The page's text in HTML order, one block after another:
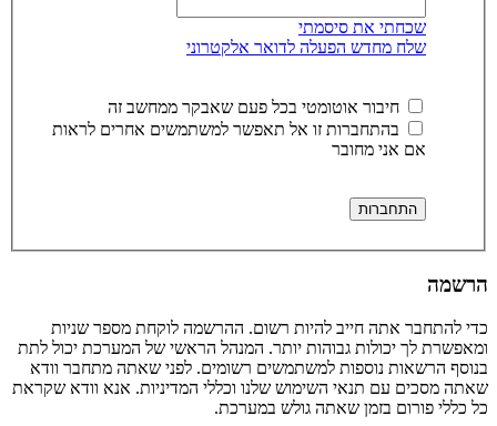
שכחתי את סיסמתי
שלח מחדש הפעלה לדואר אלקטרוני
חיבור אוטומטי בכל פעם שאבקר ממחשב זה
בהתחברות זו אל תאפשר למשתמשים אחרים לראות
אם אני מחובר
הרשמה
כדי להתחבר אתה חייב להיות רשום. ההרשמה לוקחת מספר שניות
ומאפשרת לך יכולות גבוהות יותר. המנהל הראשי של המערכת יכול לתת
בנוסף הרשאות נוספות למשתמשים רשומים. לפני שאתה מתחבר וודא
שאתה מסכים עם תנאי השימוש שלנו וכללי המדיניות. אנא וודא שקראת
כל כללי פורום בזמן שאתה גולש במערכת.